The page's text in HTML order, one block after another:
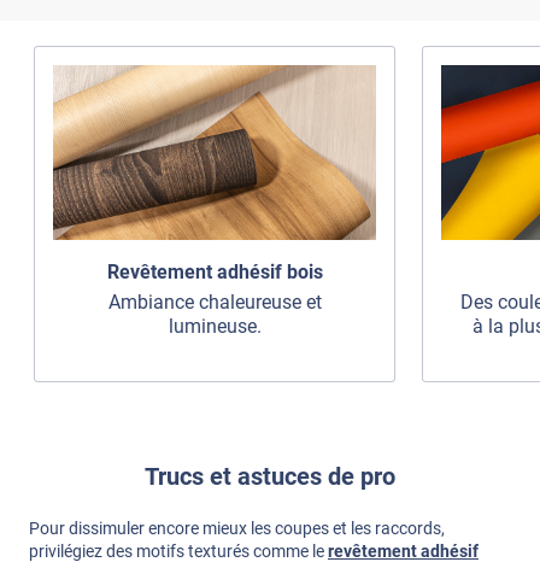
Revêtement adhésif bois
Ambiance chaleureuse et
lumineuse.
Des
à la
Trucs et astuces de pro
Pour dissimuler encore mieux les coupes et les raccords,
privilégiez des motifs texturés comme lerevêtement adhésif